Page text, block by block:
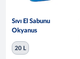
Sıvı El Sabunu
Okyanus
20 L